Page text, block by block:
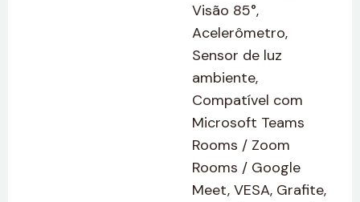
Visão 85°,
Acelerômetro,
Sensor de luz
ambiente,
Compatível com
Microsoft Teams
Rooms / Zoom
Rooms / Google
Meet, VESA, Grafite,